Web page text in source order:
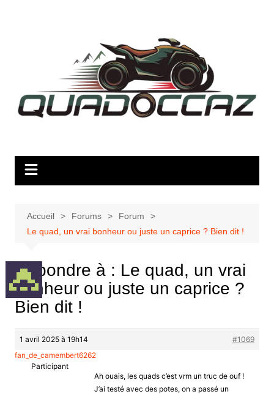
Accueil Forums
Forum
Le quad, un vrai bonheur ou juste un caprice ? Bien dit !
Répondre à : Le quad, un vrai
bonheur ou juste un caprice ?
Bien dit !
1 avril 2025 à 19h14
#1069
fan_de_camembert6262
Participant
Ah ouais, les quads c’est vrm un truc de ouf !
J’ai testé avec des potes, on a passé un